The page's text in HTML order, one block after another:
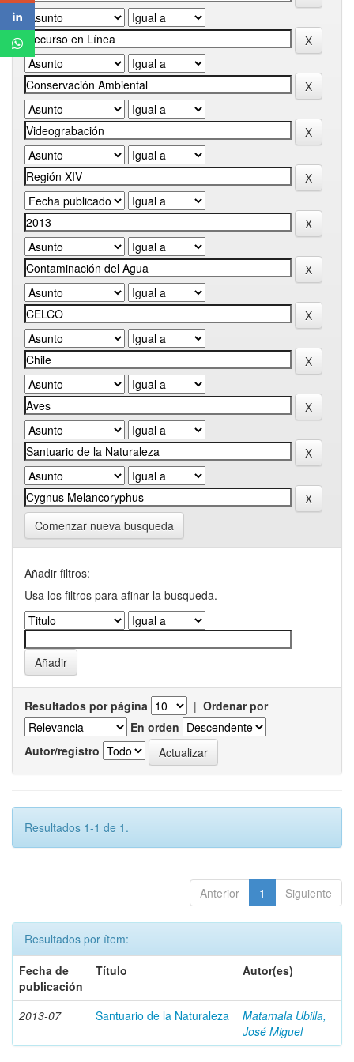
Comenzar nueva busqueda
Añadir filtros:
Usa los filtros para afinar la busqueda.
Resultados por página | Ordenar por
En orden
Autor/registro
Resultados 1-1 de 1.
Anterior 1 Siguiente
Resultados por ítem:
Fecha de
publicación
Título Autor(es)
2013-07 Santuario de la Naturaleza
Matamala Ubilla,
José Miguel